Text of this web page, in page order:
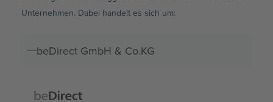
Unternehmen. Dabei handelt es sich um:
beDirect GmbH & Co.KG